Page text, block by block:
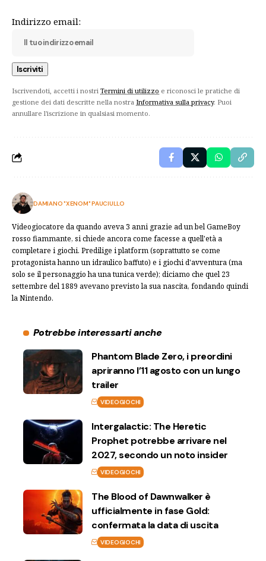
Indirizzo email:
Iscrivendoti, accetti i nostri Termini di utilizzo e riconosci le pratiche di
gestione dei dati descritte nella nostra Informativa sulla privacy. Puoi
annullare l'iscrizione in qualsiasi momento.
DAMIANO "XENOM" PAUCIULLO
Videogiocatore da quando aveva 3 anni grazie ad un bel GameBoy
rosso fiammante, si chiede ancora come facesse a quell'età a
completare i giochi. Predilige i platform (soprattutto se come
protagonista hanno un idraulico baffuto) e i giochi d'avventura (ma
solo se il personaggio ha una tunica verde); diciamo che quel 23
settembre del 1889 avevano previsto la sua nascita, fondando quindi
la Nintendo.
Potrebbe interessarti anche
Phantom Blade Zero, i preordini
apriranno l’11 agosto con un lungo
trailer
VIDEOGIOCHI
Intergalactic: The Heretic
Prophet potrebbe arrivare nel
2027, secondo un noto insider
VIDEOGIOCHI
The Blood of Dawnwalker è
ufficialmente in fase Gold:
confermata la data di uscita
VIDEOGIOCHI